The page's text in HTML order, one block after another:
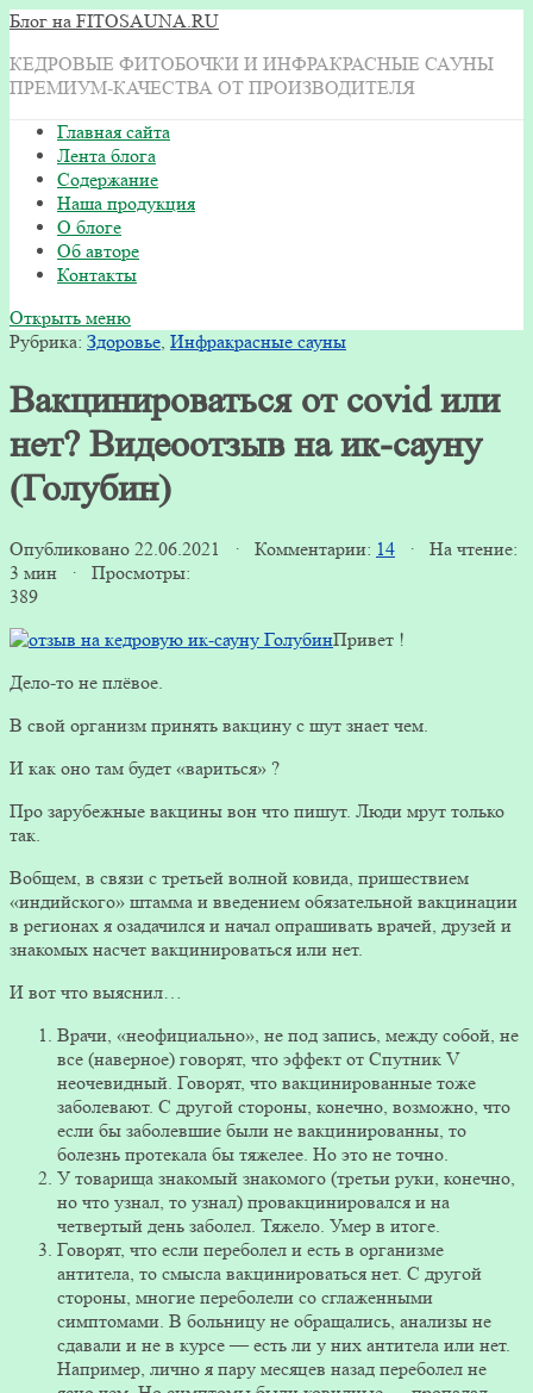
Блог на FITOSAUNA.RU
КЕДРОВЫЕ ФИТОБОЧКИ И ИНФРАКРАСНЫЕ САУНЫ
ПРЕМИУМ-КАЧЕСТВА ОТ ПРОИЗВОДИТЕЛЯ
Главная сайта
Лента блога
Содержание
Наша продукция
О блоге
Об авторе
Контакты
Открыть меню
Рубрика: Здоровье, Инфракрасные сауны
Вакцинироваться от covid или
нет? Видеоотзыв на ик-сауну
(Голубин)
Опубликовано 22.06.2021 · Комментарии: 14 · На чтение:
3 мин · Просмотры:
389
Привет !
Дело-то не плёвое.
В свой организм принять вакцину с шут знает чем.
И как оно там будет «вариться» ?
Про зарубежные вакцины вон что пишут. Люди мрут только
так.
Вобщем, в связи с третьей волной ковида, пришествием
«индийского» штамма и введением обязательной вакцинации
в регионах я озадачился и начал опрашивать врачей, друзей и
знакомых насчет вакцинироваться или нет.
И вот что выяснил…
Врачи, «неофициально», не под запись, между собой, не
все (наверное) говорят, что эффект от Спутник V
неочевидный. Говорят, что вакцинированные тоже
заболевают. С другой стороны, конечно, возможно, что
если бы заболевшие были не вакцинированны, то
болезнь протекала бы тяжелее. Но это не точно.
У товарища знакомый знакомого (третьи руки, конечно,
но что узнал, то узнал) провакцинировался и на
четвертый день заболел. Тяжело. Умер в итоге.
Говорят, что если переболел и есть в организме
антитела, то смысла вакцинироваться нет. С другой
стороны, многие переболели со сглаженными
симптомами. В больницу не обращались, анализы не
сдавали и не в курсе — есть ли у них антитела или нет.
Например, лично я пару месяцев назад переболел не